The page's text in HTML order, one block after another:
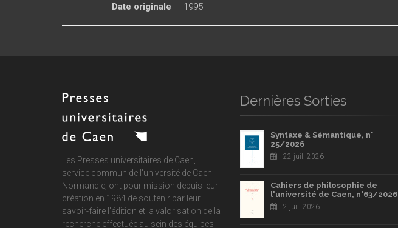
Date originale
1995
Les Presses universitaires de Caen,
service commun de l'université de Caen
Normandie , ont pour mission depuis leur
création en 1984 de soutenir par leur
savoir-faire l'édition et la valorisation de la
recherche effectuée au sein des équipes
Dernières Sorties
Syntaxe & Sémantique, n°
25/2026
22 juil. 2026
Cahiers de philosophie de
l'université de Caen, n°63/2026
2 juil. 2026